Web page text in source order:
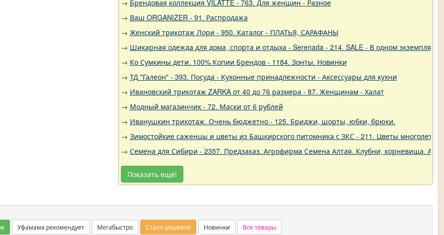
→ Брендовая коллекция VILATTE - 763. Для женщин - Разное
→ Ваш ORGANIZER - 91. Распродажа
→ Женский трикотаж Лори - 950. Каталог - ПЛАТЬЯ, САРАФАНЫ
→ Шикарная одежда для дома, спорта и отдыха - Serenada - 214. SALE - В одном экземпляре!
→ Ко Сумкины дети. 100% Копии Брендов - 1184. Зонты. Новинки
→ ТД "Галеон" - 393. Посуда - Кухонные принадлежности - Аксессуары для кухни
→ Ивановский трикотаж ZARKA от 40 до 76 размера - 87. Женщинам - Халат
→ Модный магазинчик - 72. Маски от 6 рублей
→ Иванушкин трикотаж. Очень бюджетно - 125. Бриджи, шорты, юбки, брюки.
→ Зимостойкие саженцы и цветы из Башкирского питомника с ЗКС - 211. Цветы
→ Семена для Сибири - 2357. Предзаказ. Агрофирма Семена Алтая. Клубни, корневища.
Показать ещё!
Уфамама рекомендует Мегабыстро Стало дешевле Новинки Все товары